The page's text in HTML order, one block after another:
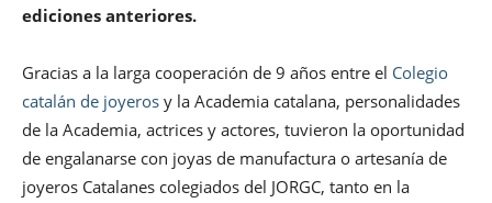
ediciones anteriores.
Gracias a la larga cooperación de 9 años entre el Colegio
catalán de joyeros y la Academia catalana, personalidades
de la Academia, actrices y actores, tuvieron la oportunidad
de engalanarse con joyas de manufactura o artesanía de
joyeros Catalanes colegiados del JORGC, tanto en la